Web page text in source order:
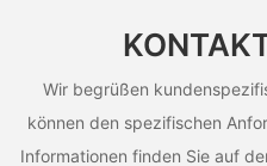
Wir begrüßen
können den spezifischen
Informationen finden Sie auf